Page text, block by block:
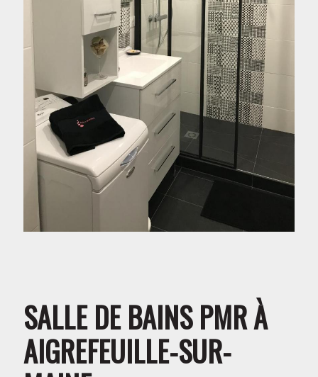
SALLE DE BAINS PMR À
AIGREFEUILLE-SUR-